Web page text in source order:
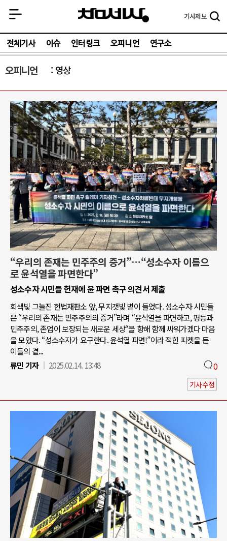
기사제보
전체기사 이슈 인터링크 오피니언 연구소
오피니언 영상
“우리의 존재는 민주주의 증거”…“성소수자 이름으
로 윤석열을 파면한다”
성소수자 시민들 헌재에 윤 파면 촉구 의견서 제출
회색빛 그늘진 헌법재판소 앞, 무지갯빛 볕이 들었다. 성소수자 시민들
은 “우리의 존재는 민주주의의 증거”라며 “윤석열을 파면하고, 평등과
민주주의, 존엄이 보장되는 새로운 세상“을 향해 함께 싸워가겠다 마음
을 모았다. “성소수자가 요구한다. 윤석열 파면!”이라 적힌 피켓을 든
이들의 곁...
류민 기자
2025.02.14. 13:48 0
기사수정